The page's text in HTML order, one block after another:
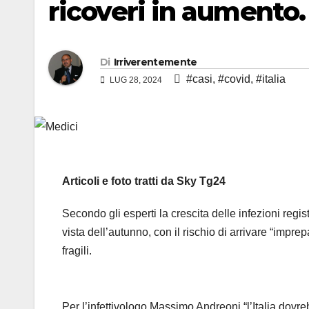
ricoveri in
Di Irriverentemente
LUG 28, 2024 #casi, #covid, #italia
Articoli e foto tratti da Sky Tg24
Secondo gli esperti la crescita delle infezioni
vista dell’autunno, con il rischio di arrivare
fragili.